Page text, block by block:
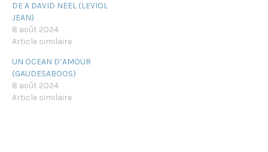
DE A DAVID NEEL (LEVIOL
JEAN)
8 août 2024
Article similaire
UN OCEAN D’AMOUR
(GAUDESABOOS)
8 août 2024
Article similaire